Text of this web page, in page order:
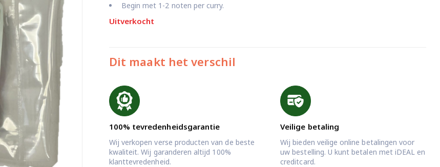
Begin met 1-2 noten per curry.
Uitverkocht
Dit maakt het verschil
100% tevredenheidsgarantie
Wij verkopen verse producten van de beste
kwaliteit. Wij garanderen altijd 100%
klanttevredenheid.
Veilige betaling
Wij bieden veilige online betalingen voor
uw bestelling. U kunt betalen met iDEAL en
creditcard.